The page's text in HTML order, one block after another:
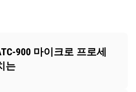
900 마이크로 프로세
는